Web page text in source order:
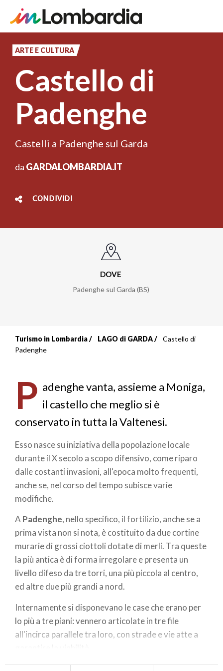
principale
ARTE E CULTURA
Castello di
Padenghe
Castelli a Padenghe sul Garda
da GARDALOMBARDIA.IT
CONDIVIDI
DOVE
Padenghe sul Garda (BS)
Briciole
pane
Turismo in Lombardia LAGO di GARDA
Castello di
Padenghe
P adenghe vanta, assieme a Moniga,
il castello che meglio si è
conservato in tutta la Valtenesi.
Esso nasce su iniziativa della popolazione locale
durante il X secolo a scopo difensivo, come riparo
dalle costanti invasioni, all'epoca molto frequenti,
anche se, nel corso del tempo subisce varie
modifiche.
A Padenghe, nello specifico, il fortilizio, anche se a
prima vista non si nota, è costituito da due cortine
murarie di grossi ciottoli dotate di merli. Tra queste
la più antica è di forma irregolare e presenta un
livello difeso da tre torri, una più piccola al centro,
ed altre due più grandi a nord.
Internamente si disponevano le case che erano per
lo più a tre piani: vennero articolate in tre file
all'incirca parallele tra loro, con strade e vie atte a
Questo primigenio schema è percepibile ancora